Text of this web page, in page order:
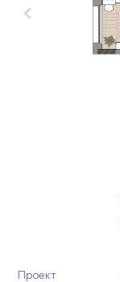
Вакансии
Проект